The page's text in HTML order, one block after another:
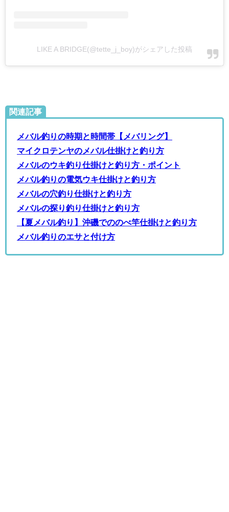
LIKE A BRIDGE(@tette_j_boy)がシェアした投稿
関連記事
メバル釣りの時期と時間帯【メバリング】
マイクロテンヤのメバル仕掛けと釣り方
メバルのウキ釣り仕掛けと釣り方・ポイント
メバル釣りの電気ウキ仕掛けと釣り方
メバルの穴釣り仕掛けと釣り方
メバルの探り釣り仕掛けと釣り方
【夏メバル釣り】沖磯でののべ竿仕掛けと釣り方
メバル釣りのエサと付け方